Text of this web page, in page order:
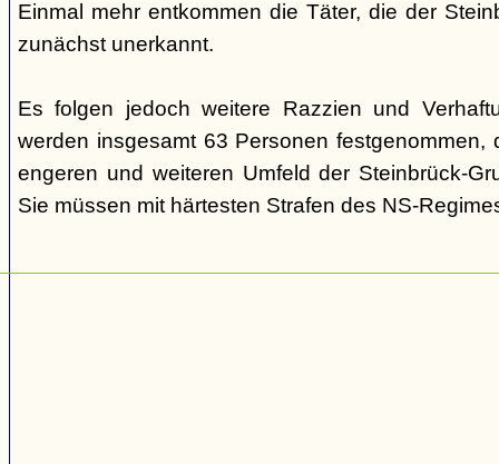
Einmal mehr entkommen die Täter, die der
zunächst unerkannt.
Es folgen jedoch weitere Razzien und
werden insgesamt 63 Personen festgenommen,
engeren und weiteren Umfeld der Steinbrück-
Sie müssen mit härtesten Strafen des NS-